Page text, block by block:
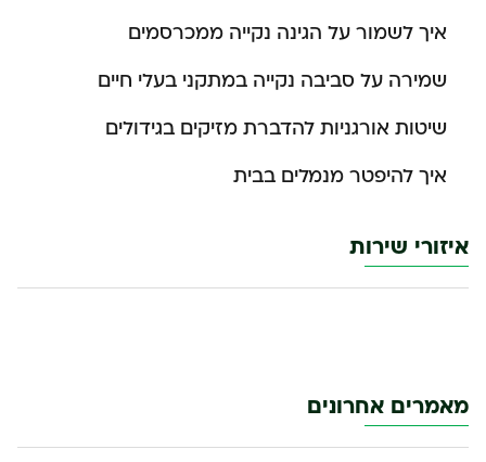
איך לשמור על הגינה נקייה ממכרסמים
שמירה על סביבה נקייה במתקני בעלי חיים
שיטות אורגניות להדברת מזיקים בגידולים
איך להיפטר מנמלים בבית
איזורי שירות
מאמרים אחרונים